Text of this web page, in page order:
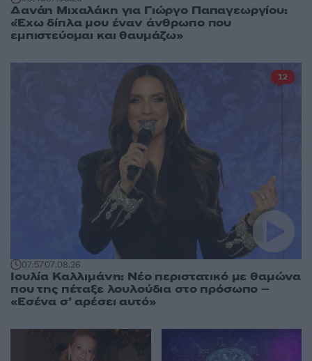
Δανάη Μιχαλάκη για Γιώργο Παπαγεωργίου:
«Έχω δίπλα μου έναν άνθρωπο που
εμπιστεύομαι και θαυμάζω»
07:5707.08.26
Ιουλία Καλλιμάνη: Νέο περιστατικό με θαμώνα
που της πέταξε λουλούδια στο πρόσωπο –
«Εσένα σ’ αρέσει αυτό»
12